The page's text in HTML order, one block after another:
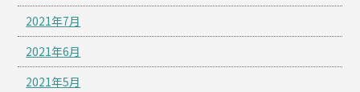
2021年7月
2021年6月
2021年5月